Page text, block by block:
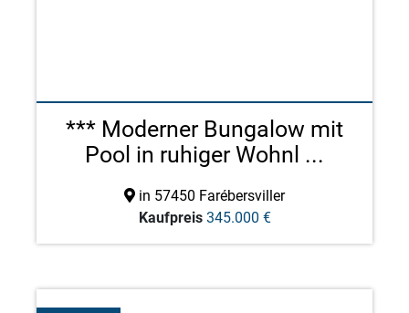
*** Moderner Bungalow mit
Pool in ruhiger Wohnl ...
in 57450 Farébersviller
Kaufpreis 345.000 €